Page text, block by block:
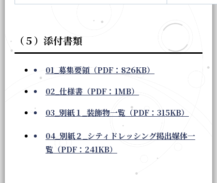
（５）添付書類
01_募集要領（PDF：826KB）
02_仕様書（PDF：1MB）
03_別紙１_装飾物一覧（PDF：315KB）
04_別紙２_シティドレッシング掲出媒体一
覧（PDF：241KB）